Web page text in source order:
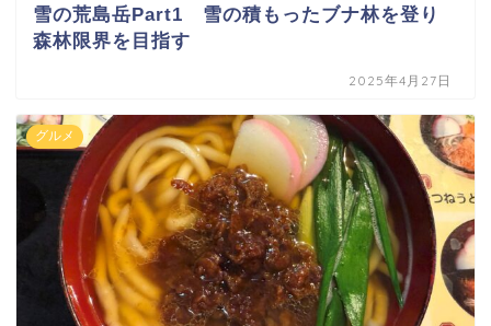
雪の荒島岳Part1 雪の積もったブナ林を登り
森林限界を目指す
2025年4月27日
グルメ